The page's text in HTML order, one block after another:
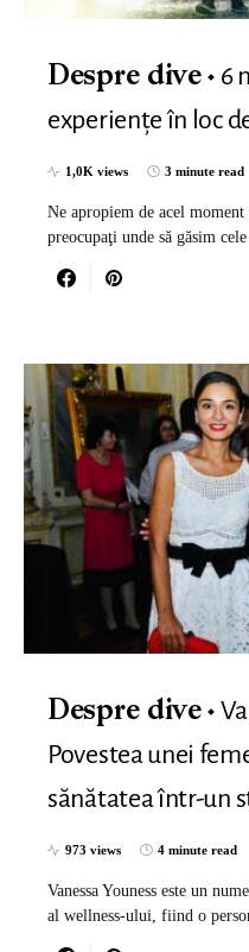
Despre dive
6
experiențe în loc
1,0K views 3 minute read
Ne apropiem de acel
preocupaţi unde să găsim
Despre dive
Povestea unei
sănătatea într-un
973 views 4 minute read
Vanessa Youness este un
al wellness-ului, fiind o